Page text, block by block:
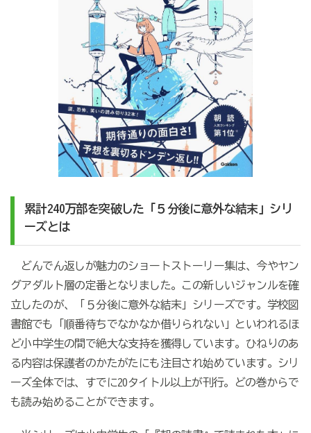
累計240万部を突破した「５分後に意外な結末」シリ
ーズとは
どんでん返しが魅力のショートストーリー集は、今やヤン
グアダルト層の定番となりました。この新しいジャンルを確
立したのが、「５分後に意外な結末」シリーズです。学校図
書館でも「順番待ちでなかなか借りられない」といわれるほ
ど小中学生の間で絶大な支持を獲得しています。ひねりのあ
る内容は保護者のかたがたにも注目され始めています。シリ
ーズ全体では、すでに20タイトル以上が刊行。どの巻からで
も読み始めることができます。